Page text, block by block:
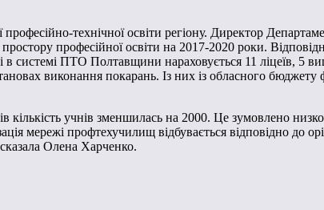
професійно-технічної освіти регіону. Директор
професійної освіти на 2017-2020 роки.
системі ПТО Полтавщини нараховується 11 ліцеїв, 5
виконання покарань. Із них із обласного бюджету
кількість учнів зменшилась на 2000. Це зумовлено
мережі профтехучилищ відбувається відповідно до
Олена Харченко.